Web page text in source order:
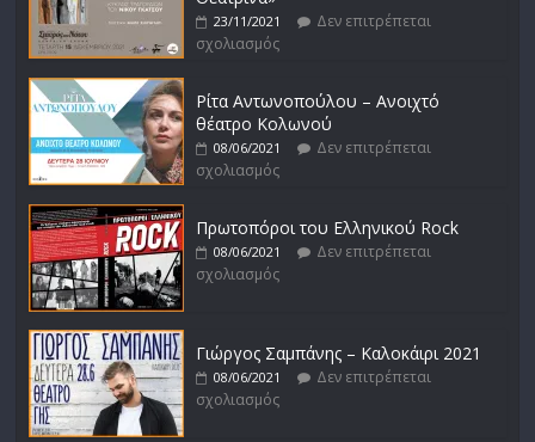
23/11/2021
Δεν επιτρέπεται
σχολιασμός
Ρίτα Αντωνοπούλου – Ανοιχτό
θέατρο Κολωνού
08/06/2021
Δεν επιτρέπεται
σχολιασμός
Πρωτοπόροι του Ελληνικού Rock
08/06/2021
Δεν επιτρέπεται
σχολιασμός
Γιώργος Σαμπάνης – Καλοκάιρι 2021
08/06/2021
Δεν επιτρέπεται
σχολιασμός